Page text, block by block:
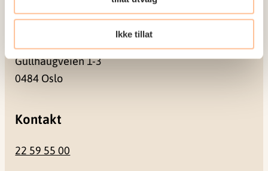
Ikke tillat
Gullhaugveien 1-3
0484 Oslo
Kontakt
22 59 55 00